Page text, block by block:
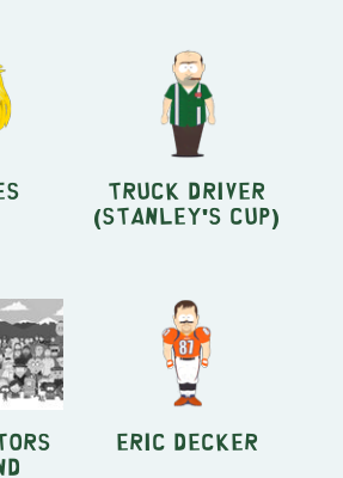
Truck Driver
(Stanley's Cup)
Eric Decker